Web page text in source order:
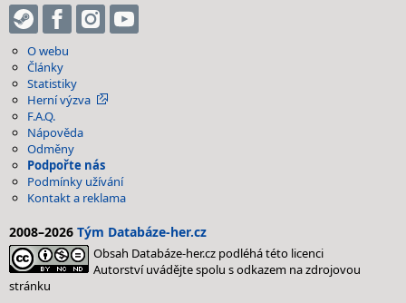
O webu
Články
Statistiky
Herní výzva
F.A.Q.
Nápověda
Odměny
Podpořte nás
Podmínky užívání
Kontakt a reklama
2008–2026 Tým Databáze-her.cz
Obsah Databáze-her.cz podléhá této licenci
Autorství uvádějte spolu s odkazem na zdrojovou
stránku